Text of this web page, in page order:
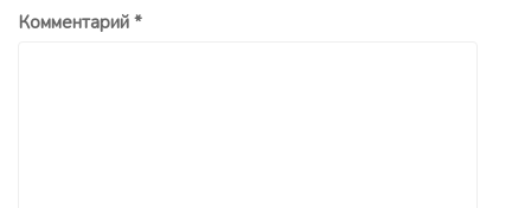
Комментарий *